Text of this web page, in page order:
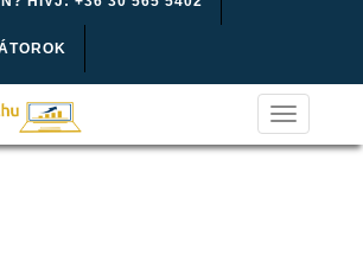
Toggle
navigation